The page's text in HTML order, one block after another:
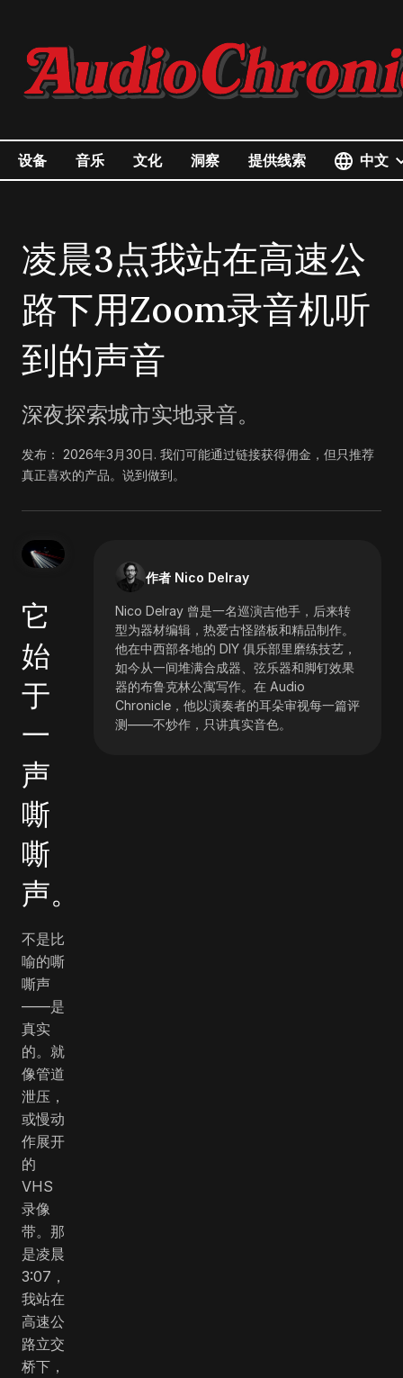
设备 音乐 文化 洞察 提供线索 中文
凌晨3点我站在高速公
路下用Zoom录音机听
到的声音
深夜探索城市实地录音。
发布： 2026年3月30日. 我们可能通过链接获得佣金，但只推荐
真正喜欢的产品。说到做到。
作者 Nico Delray
Nico Delray 曾是一名巡演吉他手，后来转
型为器材编辑，热爱古怪踏板和精品制作。
他在中西部各地的 DIY 俱乐部里磨练技艺，
如今从一间堆满合成器、弦乐器和脚钉效果
器的布鲁克林公寓写作。在 Audio
Chronicle，他以演奏者的耳朵审视每一篇评
测――不炒作，只讲真实音色。
它
始
于
一
声
嘶
嘶
声。
不是比
喻的嘶
嘶声
——是
真实
的。就
像管道
泄压，
或慢动
作展开
的
VHS
录像
带。那
是凌晨
3:07，
我站在
高速公
路立交
桥下，